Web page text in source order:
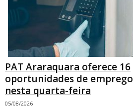
PAT Araraquara oferece 16
oportunidades de emprego
nesta quarta-feira
05/08/2026